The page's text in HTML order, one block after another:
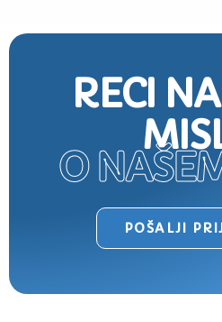
RECI
O
POŠALJI